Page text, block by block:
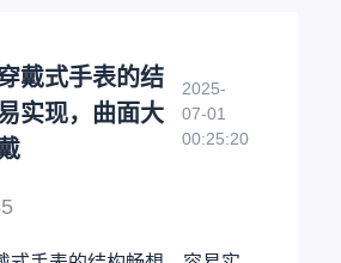
戴式手表的结
实现，曲面大
2025-
07-01
00:25:20